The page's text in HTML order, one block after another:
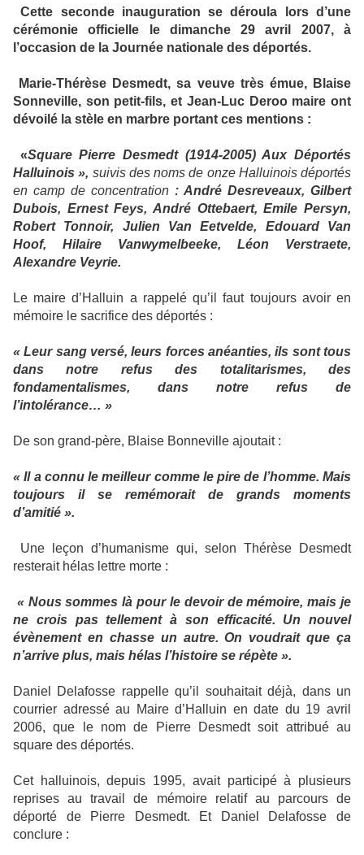
Cette seconde inauguration se déroula lors d’une
cérémonie officielle le dimanche 29 avril 2007, à
l’occasion de la Journée nationale des déportés.
Marie-Thérèse Desmedt, sa veuve très émue, Blaise
Sonneville, son petit-fils, et Jean-Luc Deroo maire ont
dévoilé la stèle en marbre portant ces mentions :
«Square Pierre Desmedt (1914-2005) Aux Déportés
Halluinois », suivis des noms de onze Halluinois déportés
en camp de concentration : André Desreveaux, Gilbert
Dubois, Ernest Feys, André Ottebaert, Emile Persyn,
Robert Tonnoir, Julien Van Eetvelde, Edouard Van
Hoof, Hilaire Vanwymelbeeke, Léon Verstraete,
Alexandre Veyrie.
Le maire d’Halluin a rappelé qu’il faut toujours avoir en
mémoire le sacrifice des déportés :
« Leur sang versé, leurs forces anéanties, ils sont tous
dans notre refus des totalitarismes, des
fondamentalismes, dans notre refus de
l’intolérance… »
De son grand-père, Blaise Bonneville ajoutait :
« Il a connu le meilleur comme le pire de l’homme. Mais
toujours il se remémorait de grands moments
d’amitié ».
Une leçon d’humanisme qui, selon Thérèse Desmedt
resterait hélas lettre morte :
« Nous sommes là pour le devoir de mémoire, mais je
ne crois pas tellement à son efficacité. Un nouvel
évènement en chasse un autre. On voudrait que ça
n’arrive plus, mais hélas l’histoire se répète ».
Daniel Delafosse rappelle qu’il souhaitait déjà, dans un
courrier adressé au Maire d’Halluin en date du 19 avril
2006, que le nom de Pierre Desmedt soit attribué au
square des déportés.
Cet halluinois, depuis 1995, avait participé à plusieurs
reprises au travail de mémoire relatif au parcours de
déporté de Pierre Desmedt. Et Daniel Delafosse de
conclure :